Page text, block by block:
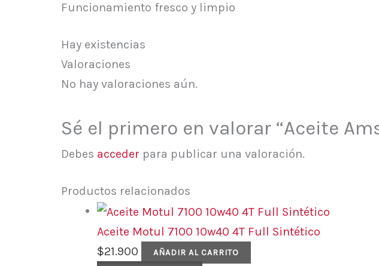
Funcionamiento fresco y limpio
Hay existencias
Valoraciones
No hay valoraciones aún.
Sé el primero en valorar “Aceite
Debes acceder para publicar una valoración.
Productos relacionados
Aceite Motul 7100 10w40 4T Full Sintético
$21.900
AÑADIR AL CARRITO